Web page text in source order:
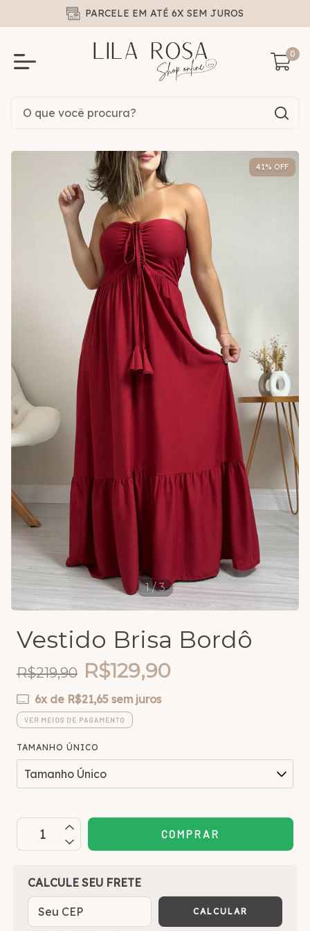
PARCELE EM ATÉ 6X SEM JUROS
0
41% OFF
1/3
Vestido Brisa Bordô
R$219,90 R$129,90
6x de R$21,65 sem juros
VER MEIOS DE PAGAMENTO
TAMANHO ÚNICO
OPÇÕES DE FRETE
CALCULE SEU FRETE
CALCULAR